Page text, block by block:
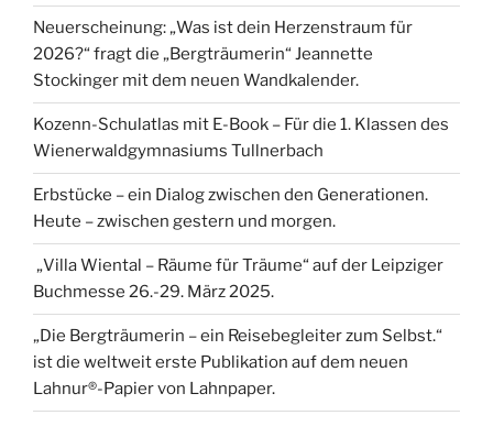
Neuerscheinung: „Was ist dein Herzenstraum für
2026?“ fragt die „Bergträumerin“ Jeannette
Stockinger mit dem neuen Wandkalender.
Kozenn-Schulatlas mit E-Book – Für die 1. Klassen des
Wienerwaldgymnasiums Tullnerbach
Erbstücke – ein Dialog zwischen den Generationen.
Heute – zwischen gestern und morgen.
„Villa Wiental – Räume für Träume“ auf der Leipziger
Buchmesse 26.-29. März 2025.
„Die Bergträumerin – ein Reisebegleiter zum Selbst.“
ist die weltweit erste Publikation auf dem neuen
Lahnur®-Papier von Lahnpaper.